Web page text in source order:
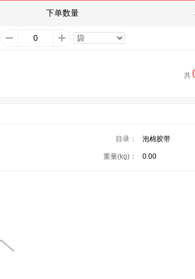
下单数量
共
目录： 泡棉胶带
重量(kg)： 0.00